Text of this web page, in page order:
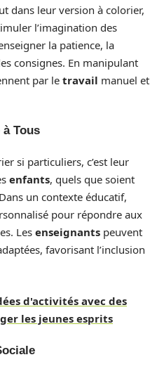
dans leur version à colorier,
l’imagination des
la patience, la
consignes. En manipulant
par le travail manuel et
Tous
si particuliers, c’est leur
enfants, quels que soient
un contexte éducatif,
pour répondre aux
Les enseignants peuvent
favorisant l’inclusion
d'activités avec des
les jeunes esprits